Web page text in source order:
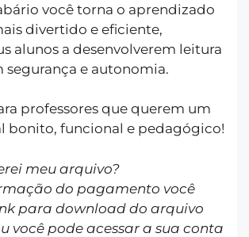
você torna o aprendizado
divertido e eficiente,
alunos a desenvolverem leitura
segurança e autonomia.
professores que querem um
bonito, funcional e pedagógico!
meu arquivo?
do pagamento você
para download do arquivo
você pode acessar a sua conta